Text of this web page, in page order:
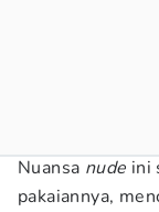
Nuansa nude ini
pakaiannya,